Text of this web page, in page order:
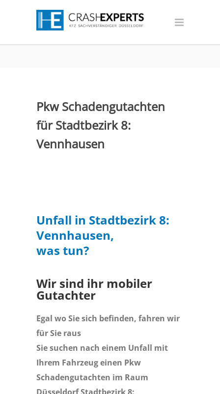
Pkw Schadengutachten
für Stadtbezirk 8:
Vennhausen
Unfall in Stadtbezirk 8:
Vennhausen,
was tun?
Wir sind ihr mobiler
Gutachter
Egal wo Sie sich befinden, fahren wir
für Sie raus
Sie suchen nach einem Unfall mit
Ihrem Fahrzeug einen Pkw
Schadengutachten im Raum